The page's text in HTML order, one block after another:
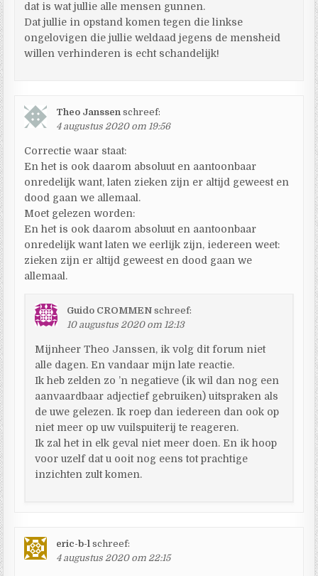
dat is wat jullie alle mensen gunnen.
Dat jullie in opstand komen tegen die linkse
ongelovigen die jullie weldaad jegens de mensheid
willen verhinderen is echt schandelijk!
Theo Janssen schreef:
4 augustus 2020 om 19:56
Correctie waar staat:
En het is ook daarom absoluut en aantoonbaar
onredelijk want, laten zieken zijn er altijd geweest en
dood gaan we allemaal.
Moet gelezen worden:
En het is ook daarom absoluut en aantoonbaar
onredelijk want laten we eerlijk zijn, iedereen weet:
zieken zijn er altijd geweest en dood gaan we
allemaal.
Guido CROMMEN schreef:
10 augustus 2020 om 12:13
Mijnheer Theo Janssen, ik volg dit forum niet
alle dagen. En vandaar mijn late reactie.
Ik heb zelden zo ’n negatieve (ik wil dan nog een
aanvaardbaar adjectief gebruiken) uitspraken als
de uwe gelezen. Ik roep dan iedereen dan ook op
niet meer op uw vuilspuiterij te reageren.
Ik zal het in elk geval niet meer doen. En ik hoop
voor uzelf dat u ooit nog eens tot prachtige
inzichten zult komen.
eric-b-l schreef:
4 augustus 2020 om 22:15